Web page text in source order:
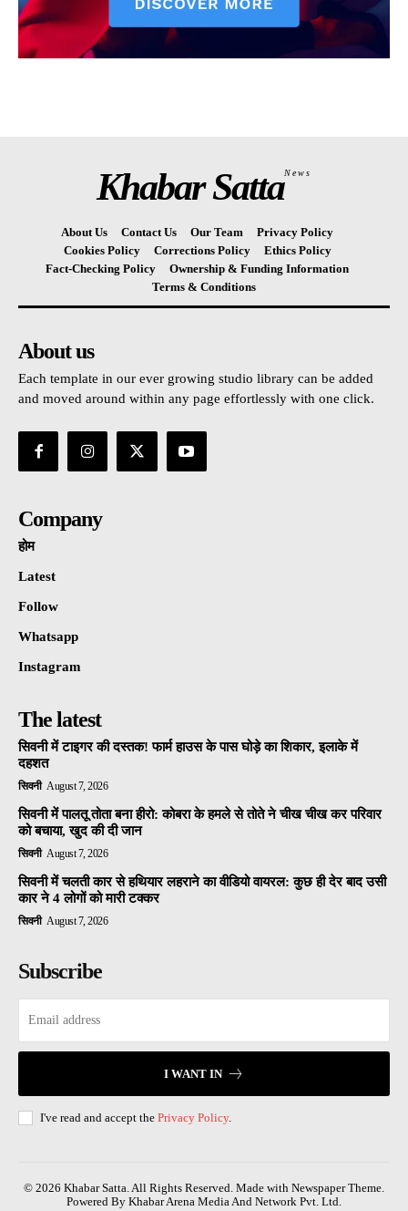
Khabar SattaNews
About Us Contact Us Our Team
Privacy Policy
Cookies Policy
Corrections Policy
Ethics Policy
Fact-Checking Policy
Ownership & Funding Information
Terms & Conditions
About us
Each template in our ever growing studio library can be added
and moved around within any page effortlessly with one click.
Company
होम
Latest
Follow
Whatsapp
Instagram
The latest
सिवनी में टाइगर की दस्तक! फार्म हाउस के पास घोड़े का शिकार, इलाके में
दहशत
सिवनी August 7, 2026
सिवनी में पालतू तोता बना हीरो: कोबरा के हमले से तोते ने चीख चीख कर परिवार
को बचाया, खुद की दी जान
सिवनी August 7, 2026
सिवनी में चलती कार से हथियार लहराने का वीडियो वायरल: कुछ ही देर बाद उसी
कार ने 4 लोगों को मारी टक्कर
सिवनी August 7, 2026
Subscribe
I WANT IN
I've read and accept the Privacy Policy.
© 2026 Khabar Satta. All Rights Reserved. Made with Newspaper Theme.
Powered By Khabar Arena Media And Network Pvt. Ltd.